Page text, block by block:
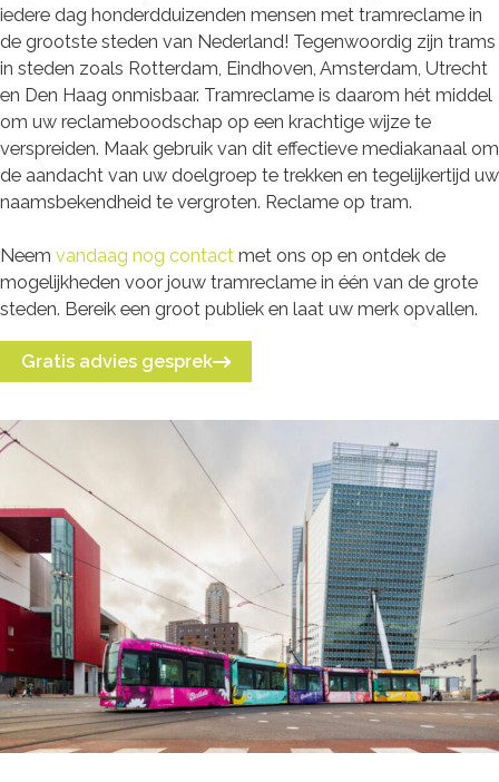
iedere dag honderdduizenden mensen met tramreclame in
de grootste steden van Nederland! Tegenwoordig zijn trams
in steden zoals Rotterdam, Eindhoven, Amsterdam, Utrecht
en Den Haag onmisbaar. Tramreclame is daarom hét middel
om uw reclameboodschap op een krachtige wijze te
verspreiden. Maak gebruik van dit effectieve mediakanaal om
de aandacht van uw doelgroep te trekken en tegelijkertijd uw
naamsbekendheid te vergroten. Reclame op tram.
Neem vandaag nog contact met ons op en ontdek de
mogelijkheden voor jouw tramreclame in één van de grote
steden. Bereik een groot publiek en laat uw merk opvallen.
Gratis advies gesprek